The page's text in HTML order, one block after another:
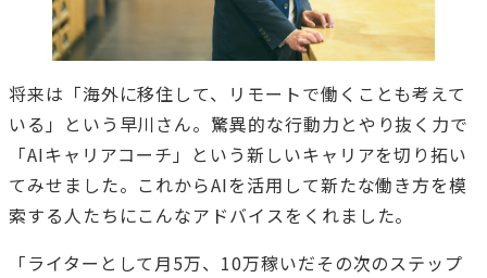
将来は「海外に移住して、リモートで働くことも考えて
いる」という早川さん。驚異的な行動力とやり抜く力で
「AIキャリアコーチ」という新しいキャリアを切り拓い
てみせました。これからAIを活用して新たな働き方を模
索する人たちにこんなアドバイスをくれました。
「ライターとして月5万、10万稼いだその次のステップ